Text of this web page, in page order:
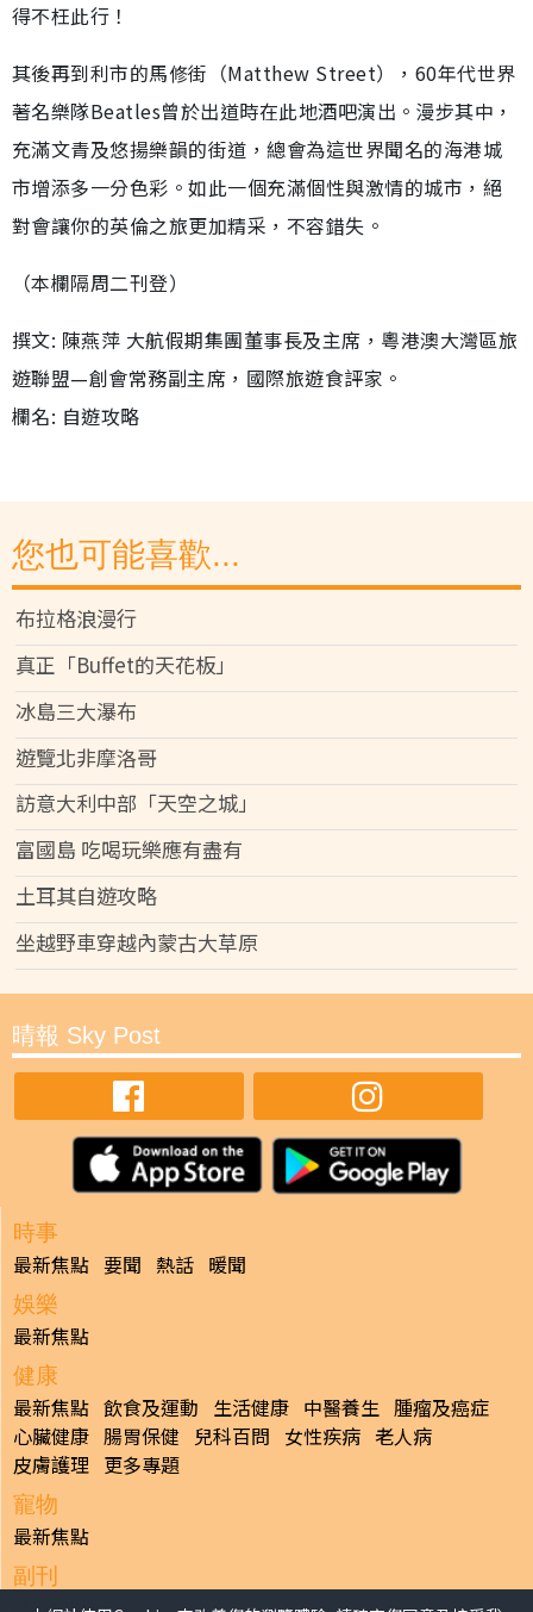
得不枉此行！
其後再到利市的馬修街（Matthew Street），60年代世界
著名樂隊Beatles曾於出道時在此地酒吧演出。漫步其中，
充滿文青及悠揚樂韻的街道，總會為這世界聞名的海港城
市增添多一分色彩。如此一個充滿個性與激情的城市，絕
對會讓你的英倫之旅更加精采，不容錯失。
（本欄隔周二刊登）
撰文: 陳燕萍 大航假期集團董事長及主席，粵港澳大灣區旅
遊聯盟—創會常務副主席，國際旅遊食評家。
欄名: 自遊攻略
您也可能喜歡...
布拉格浪漫行
真正「Buffet的天花板」
冰島三大瀑布
遊覽北非摩洛哥
訪意大利中部「天空之城」
富國島 吃喝玩樂應有盡有
土耳其自遊攻略
坐越野車穿越內蒙古大草原
晴報 Sky Post
時事
最新焦點 要聞 熱話 暖聞
娛樂
最新焦點
健康
最新焦點 飲食及運動 生活健康 中醫養生 腫瘤及癌症
心臟健康 腸胃保健 兒科百問 女性疾病 老人病
皮膚護理 更多專題
寵物
最新焦點
副刊